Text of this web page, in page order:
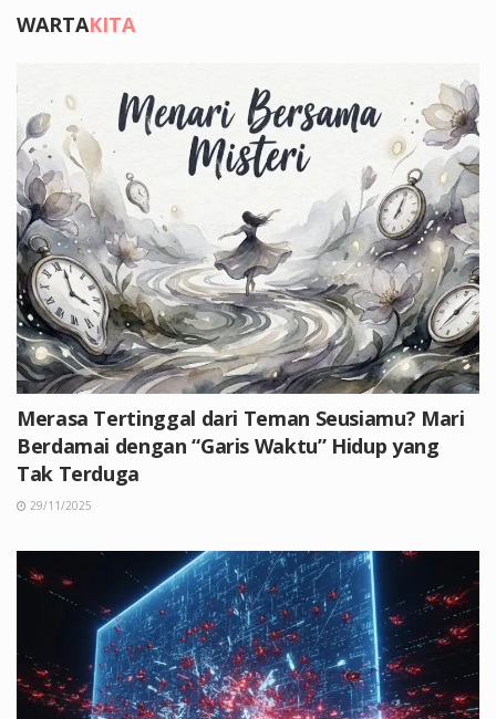
WARTAKITA
Merasa Tertinggal dari Teman Seusiamu? Mari
Berdamai dengan “Garis Waktu” Hidup yang
Tak Terduga
29/11/2025